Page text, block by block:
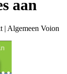
aan
| Algemeen Voion